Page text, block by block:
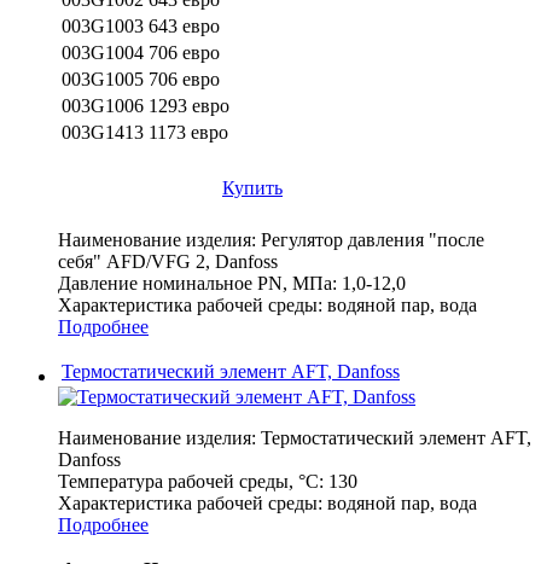
003G1003 643 евро
003G1004 706 евро
003G1005 706 евро
003G1006 1293 евро
003G1413 1173 евро
Купить
Наименование изделия: Регулятор давления "после
себя" AFD/VFG 2, Danfoss
Давление номинальное PN, МПа: 1,0-12,0
Характеристика рабочей среды: водяной пар, вода
Подробнее
Термостатический элемент AFT, Danfoss
Наименование изделия: Термостатический элемент AFT,
Danfoss
Температура рабочей среды, °С: 130
Характеристика рабочей среды: водяной пар, вода
Подробнее